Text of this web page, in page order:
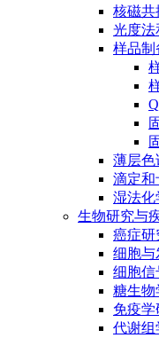
核磁共
光度法
样品制
薄层色
滴定和
湿法化
生物研究与
癌症研
细胞与
细胞信
糖生物
免疫学
代谢组